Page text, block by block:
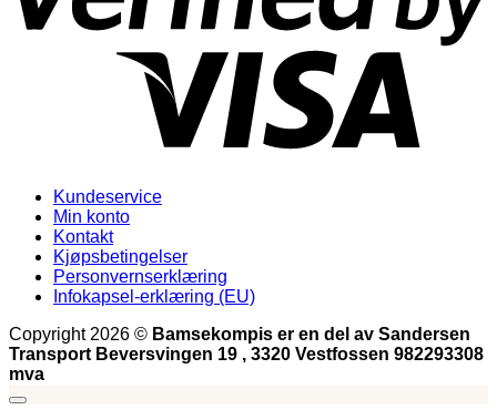
Kundeservice
Min konto
Kontakt
Kjøpsbetingelser
Personvernserklæring
Infokapsel-erklæring (EU)
Copyright 2026 © Bamsekompis er en del av Sandersen
Transport Beversvingen 19 , 3320 Vestfossen 982293308
mva